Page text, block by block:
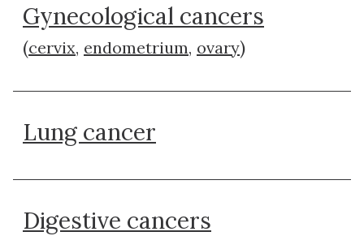
Gynecological cancers
(cervix, endometrium, ovary)
Lung cancer
Digestive cancers